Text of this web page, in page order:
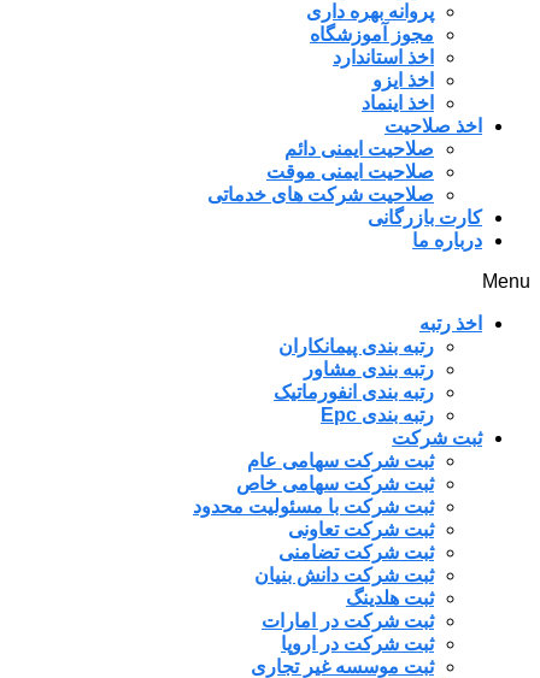
پروانه بهره داری
مجوز آموزشگاه
اخذ استاندارد
اخذ ایزو
اخذ اینماد
اخذ صلاحیت
صلاحیت ایمنی دائم
صلاحیت ایمنی موقت
صلاحیت شرکت های خدماتی
کارت بازرگانی
درباره ما
Menu
اخذ رتبه
رتبه بندی پیمانکاران
رتبه بندی مشاور
رتبه بندی انفورماتیک
رتبه بندی Epc
ثبت شرکت
ثبت شرکت سهامی عام
ثبت شرکت سهامی خاص
ثبت شرکت با مسئولیت محدود
ثبت شرکت تعاونی
ثبت شرکت تضامنی
ثبت شرکت دانش بنیان
ثبت هلدینگ
ثبت شرکت در امارات
ثبت شرکت در اروپا
ثبت موسسه غیر تجاری